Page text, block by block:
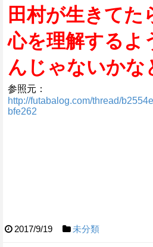
田村が生きてた
心を理解するよ
んじゃないかな
参照元：
http://futabalog.com/thread/
bfe262
2017/9/19 未分類